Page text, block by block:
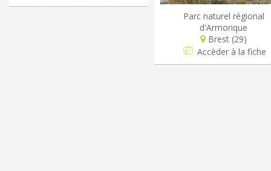
Parc naturel régional
d'Armorique
Brest (29)
Accèder à la fiche